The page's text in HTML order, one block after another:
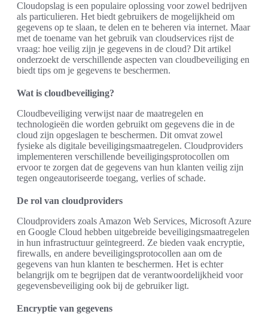
Cloudopslag is een populaire oplossing voor zowel bedrijven
als particulieren. Het biedt gebruikers de mogelijkheid om
gegevens op te slaan, te delen en te beheren via internet. Maar
met de toename van het gebruik van cloudservices rijst de
vraag: hoe veilig zijn je gegevens in de cloud? Dit artikel
onderzoekt de verschillende aspecten van cloudbeveiliging en
biedt tips om je gegevens te beschermen.
Wat is cloudbeveiliging?
Cloudbeveiliging verwijst naar de maatregelen en
technologieën die worden gebruikt om gegevens die in de
cloud zijn opgeslagen te beschermen. Dit omvat zowel
fysieke als digitale beveiligingsmaatregelen. Cloudproviders
implementeren verschillende beveiligingsprotocollen om
ervoor te zorgen dat de gegevens van hun klanten veilig zijn
tegen ongeautoriseerde toegang, verlies of schade.
De rol van cloudproviders
Cloudproviders zoals Amazon Web Services, Microsoft Azure
en Google Cloud hebben uitgebreide beveiligingsmaatregelen
in hun infrastructuur geïntegreerd. Ze bieden vaak encryptie,
firewalls, en andere beveiligingsprotocollen aan om de
gegevens van hun klanten te beschermen. Het is echter
belangrijk om te begrijpen dat de verantwoordelijkheid voor
gegevensbeveiliging ook bij de gebruiker ligt.
Encryptie van gegevens